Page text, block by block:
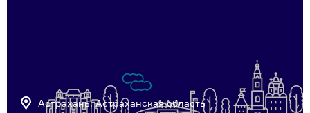
Астрахань, Астраханская область